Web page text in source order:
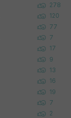
278
120
77
7
17
9
13
16
19
7
2